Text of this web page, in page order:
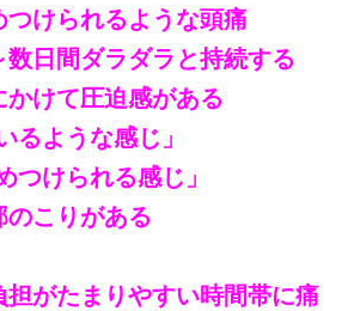
けられるような頭痛
日間ダラダラと持続する
けて圧迫感がある
るような感じ」
つけられる感じ」
のこりがある
がたまりやすい時間帯に痛